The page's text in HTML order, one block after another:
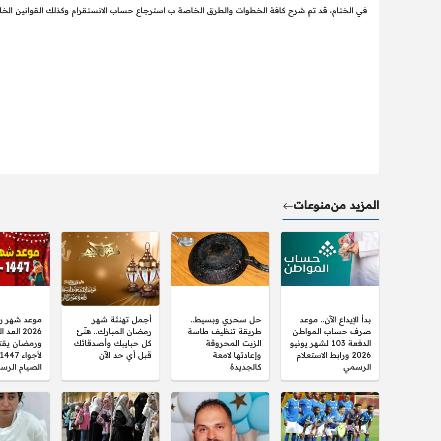
في الختام، قد تم شرح كافة الخطوات والطرق الخاصة ب استرجاع حساب الانستقرام وكذلك القوانين
المزيد منمنوعات
بدأ الإيداع الآن.. موعد
صرف حساب المواطن
الدفعة 103 لشهر يونيو
2026 ورابط الاستعلام
الرسمي
حل سحري وبسيط..
طريقة تنظيف طاسة
الزيت المحروقة
وإعادتها لامعة
كالجديدة
أجمل تهنئة شهر
رمضان المبارك.. هنّئ
كل حبايبك وأصدقائك
قبل أي حد الآن
موعد شهر
2026
ورمضان
الصيام